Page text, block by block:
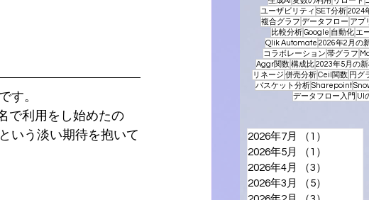
す。
で利用をし始めたの
いう淡い期待を抱いて
ユーザビリティ SET分析2024
複合グラフ データフロー アプ
比較分析Google 自動化 エ
Qlik Automate 2026年2月の
コラボレーション 帯グラフ
Aggr関数 構成比 2023年5月の
リネージ 併売分析 Ceil関数 円グ
バスケット分析 Sharepoint
データフロー入門 UI
2026年7月 （1）
2026年5月
（1）
2026年4月
（3）
2026年3月
（5）